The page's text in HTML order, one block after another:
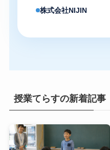
株式会社NIJIN
授業てらすの新着記事